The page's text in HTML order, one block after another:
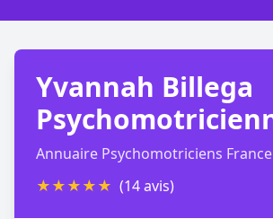
Yvannah Billega
Annuaire Psychomotriciens France
★★★★★ (14 avis)